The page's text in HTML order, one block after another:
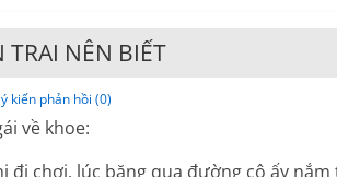
TRAI NÊN BIẾT
ý kiến phản hồi (0)
về khoe:
đi chơi, lúc băng qua đường cô ấy